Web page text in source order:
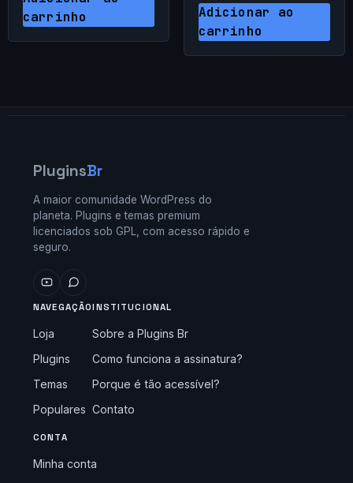
carrinho
Adicionar ao
carrinho
PluginsBr
A maior comunidade WordPress do
planeta. Plugins e temas premium
licenciados sob GPL, com acesso rápido e
seguro.
NAVEGAÇÃO
Loja
Plugins
Temas
Populares
INSTITUCIONAL
Sobre a Plugins Br
Como funciona a assinatura?
Porque é tão acessível?
Contato
CONTA
Minha conta